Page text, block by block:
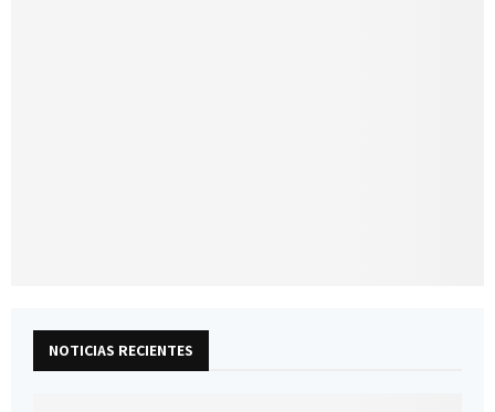
NOTICIAS RECIENTES